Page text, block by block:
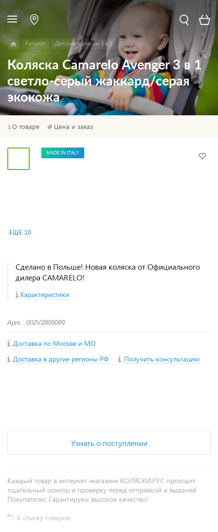
Каталог Детские коляски 3 в 1
Коляска Camarelo Avenger 3 в 1
светло-серый жаккард/серая
экокожа
О товаре Цена и заказ
ЕЩЁ 10
MADE IN ITALY
Сделано в Польше! Новая коляска от Официального
дилера CAMARELO!
Характеристики
Арт.: 002V2809089
Доставка по Москве и МО
Доставка в другие регионы РФ
Получить консультацию
Узнать о поступлении
Каждый товар в интернет-магазине КОЛЯСКИ.РУС проходит
тщательный осмотр и проверку перед отправкой и выдачей
Покупателю. Гарантируем высокое качество!
К списку товаров